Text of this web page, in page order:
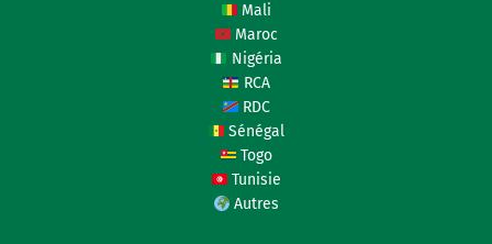
Mali
Maroc
Nigéria
RCA
RDC
Sénégal
Togo
Tunisie
Autres